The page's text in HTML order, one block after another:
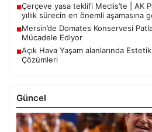
■Çerçeve yasa teklifi Meclis’te | AK
yıllık sürecin en önemli aşamasına
■Mersin’de Domates Konservesi
Mücadele Ediyor
■Açık Hava Yaşam alanlarında
Çözümleri
Güncel